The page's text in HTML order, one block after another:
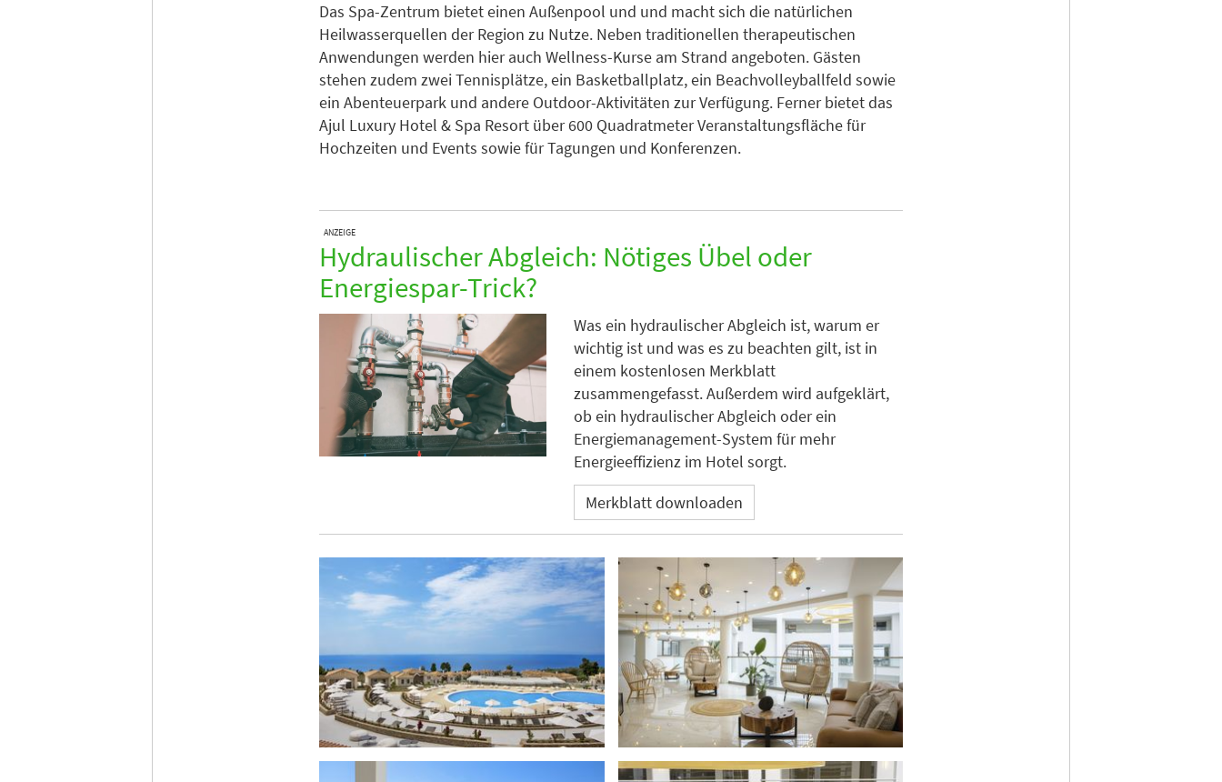
Das Spa-Zentrum bietet einen Außenpool und und macht sich die natürlichen
Heilwasserquellen der Region zu Nutze. Neben traditionellen therapeutischen
Anwendungen werden hier auch Wellness-Kurse am Strand angeboten. Gästen
stehen zudem zwei Tennisplätze, ein Basketballplatz, ein Beachvolleyballfeld sowie
ein Abenteuerpark und andere Outdoor-Aktivitäten zur Verfügung. Ferner bietet das
Ajul Luxury Hotel & Spa Resort über 600 Quadratmeter Veranstaltungsfläche für
Hochzeiten und Events sowie für Tagungen und Konferenzen.
ANZEIGE
Hydraulischer Abgleich: Nötiges Übel oder
Energiespar-Trick?
Was ein hydraulischer Abgleich ist, warum er
wichtig ist und was es zu beachten gilt, ist in
einem kostenlosen Merkblatt
zusammengefasst. Außerdem wird aufgeklärt,
ob ein hydraulischer Abgleich oder ein
Energiemanagement-System für mehr
Energieeffizienz im Hotel sorgt.
Merkblatt downloaden